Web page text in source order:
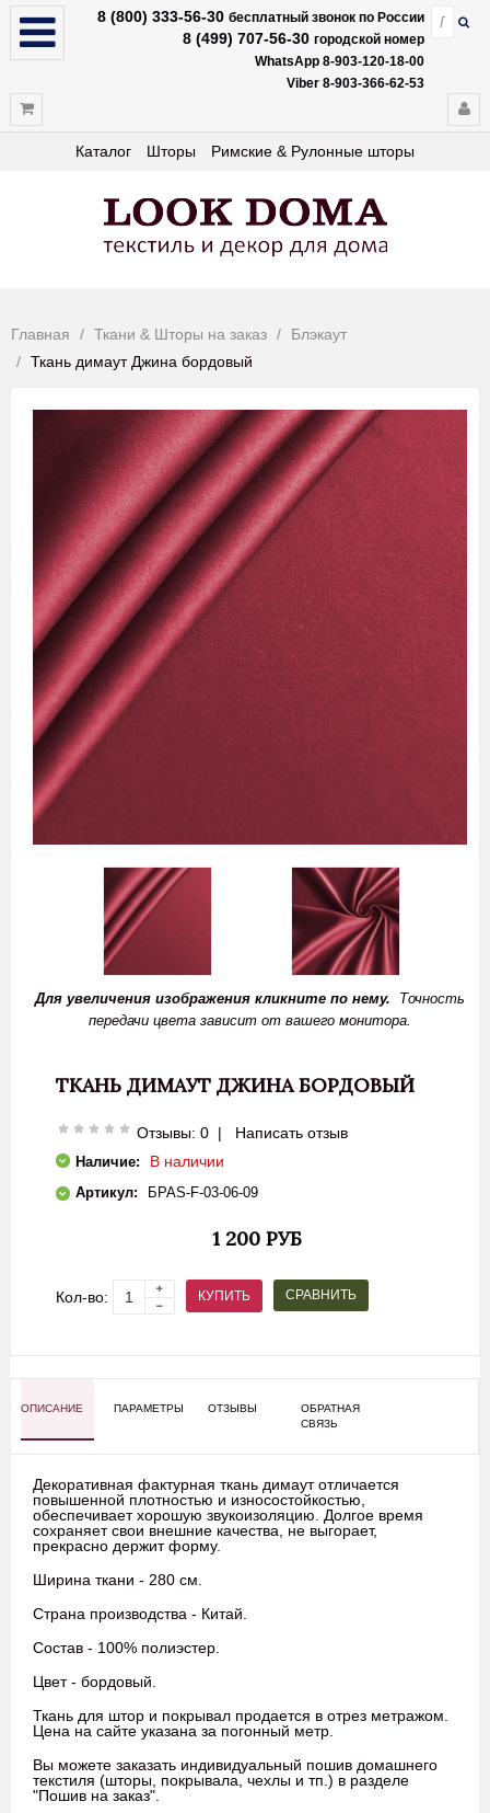
8 (800) 333-56-30 бесплатный звонок по России
8 (499) 707-56-30 городской номер
WhatsApp 8-903-120-18-00
Viber 8-903-366-62-53
Каталог Шторы Римские & Рулонные шторы
Главная Ткани & Шторы на заказ
Блэкаут
Ткань димаут Джина бордовый
Для увеличения изображения кликните по нему. Точность
передачи цвета зависит от вашего монитора.
ТКАНЬ ДИМАУТ ДЖИНА БОРДОВЫЙ
Отзывы: 0 | Написать отзыв
Наличие: В наличии
Артикул: БPAS-F-03-06-09
1 200 РУБ
Кол-во: КУПИТЬ СРАВНИТЬ
ОПИСАНИЕ ПАРАМЕТРЫ ОТЗЫВЫ
ОБРАТНАЯ
СВЯЗЬ
Декоративная фактурная ткань димаут отличается
повышенной плотностью и износостойкостью,
обеспечивает хорошую звукоизоляцию. Долгое время
сохраняет свои внешние качества, не выгорает,
прекрасно держит форму.
Ширина ткани - 280 см.
Страна производства - Китай.
Состав - 100% полиэстер.
Цвет - бордовый.
Ткань для штор и покрывал продается в отрез метражом.
Цена на сайте указана за погонный метр.
Вы можете заказать индивидуальный пошив домашнего
текстиля (шторы, покрывала, чехлы и тп.) в разделе
"Пошив на заказ".